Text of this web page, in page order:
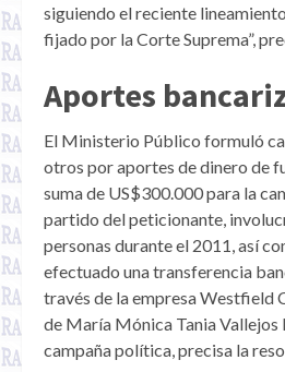
siguiendo el reciente
fijado por la Corte Suprema”,
Aportes
El Ministerio Público formuló
otros por aportes de dinero de
suma de US$300.000 para la
partido del peticionante,
personas durante el 2011, así
efectuado una transferencia
través de la empresa Westfield
de María Mónica Tania Vallejos
campaña política, precisa la